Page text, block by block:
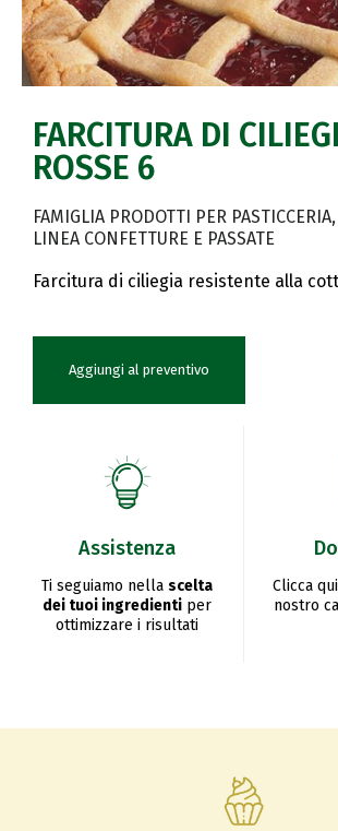
FARCITURA DI
ROSSE 6
FAMIGLIA PRODOTTI PER PASTICCERIA
LINEA CONFETTURE E PASSATE
Farcitura di ciliegia resistente alla
Aggiungi al preventivo
Assistenza
Ti seguiamo nella scelta
dei tuoi ingredienti per
ottimizzare i risultati
Clicca
nostro